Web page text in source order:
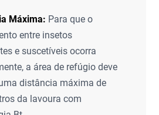
Máxima: Para que o
entre insetos
e suscetíveis ocorra
a área de refúgio deve
distância máxima de
da lavoura com